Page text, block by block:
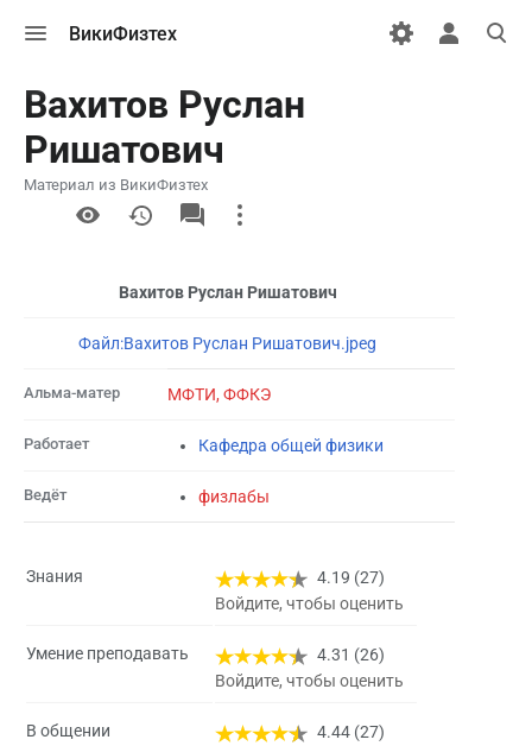
меню
ВикиФизтех
Открыть
поиск
Вахитов Руслан
Ришатович
Материал из ВикиФизтех
More
actions
Вахитов Руслан Ришатович
Файл:Вахитов Руслан Ришатович.jpeg
Альма-матер МФТИ, ФФКЭ
Работает Кафедра общей физики
Ведёт физлабы
Знания
4.19 (27)
Войдите, чтобы оценить
Умение преподавать
4.31 (26)
Войдите, чтобы оценить
В общении
4.44 (27)